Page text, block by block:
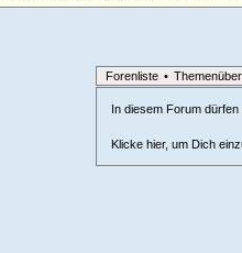
Forenliste •
In diesem Forum
Klicke hier, um Dich